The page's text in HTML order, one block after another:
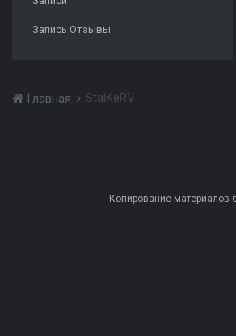
Запись Отзывы
Главная StalKeRV
Копирование материалов